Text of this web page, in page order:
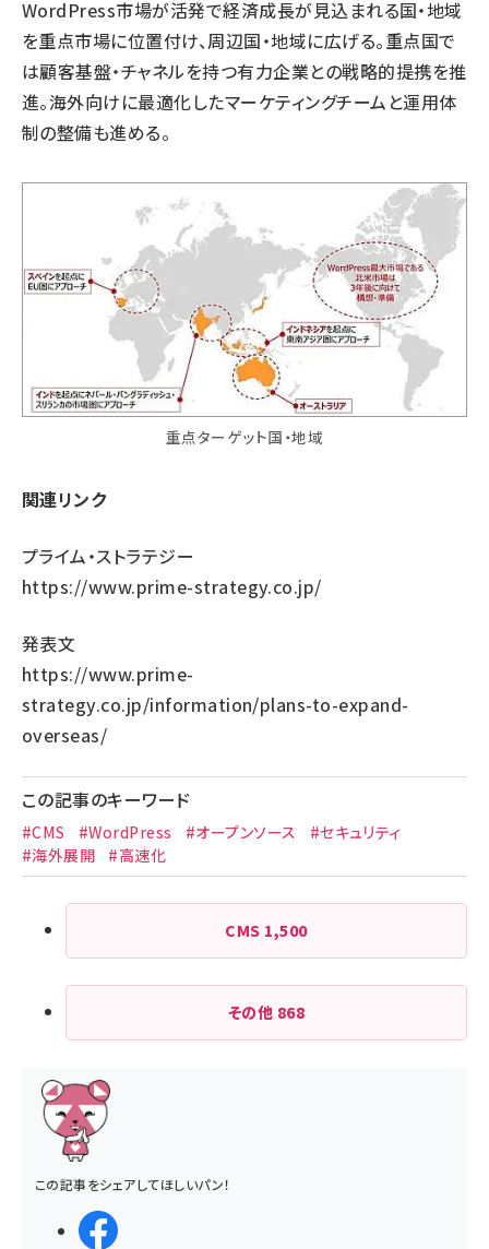
WordPress市場が活発で経済成長が見込まれる国・地域
を重点市場に位置付け、周辺国・地域に広げる。重点国で
は顧客基盤・チャネルを持つ有力企業との戦略的提携を推
進。海外向けに最適化したマーケティングチームと運用体
制の整備も進める。
重点ターゲット国・地域
関連リンク
プライム・ストラテジー
https://www.prime-strategy.co.jp/
発表文
https://www.prime-
strategy.co.jp/information/plans-to-expand-
overseas/
この記事のキーワード
#CMS #WordPress #オープンソース
#セキュリティ
#海外展開
#高速化
CMS 1,500
その他 868
この記事をシェアしてほしいパン！